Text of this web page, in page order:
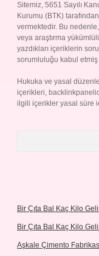
Sitemiz, 5651 Sayılı
Kurumu (BTK)
vermektedir. Bu
veya araştırma
yazdıkları içeriklerin
sorumluluğu kabul etmiş
Hukuka ve yasal
içerikleri,
ilgili içerikler yasal süre
Bir Çıta Bal Kaç Kilo
Bir Çıta Bal Kaç Kilo
Aşkale Çimento